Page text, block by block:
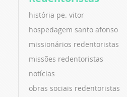
história pe. vitor
hospedagem santo afonso
missionários redentoristas
missões redentoristas
notícias
obras sociais redentoristas